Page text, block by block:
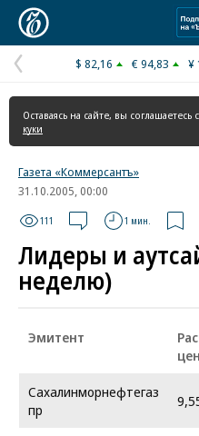
Предыдущая
страница
$ 82,16 € 94,83 ¥
Оставаясь на сайте, вы соглашаетесь с
куки
Газета «Коммерсантъ»
31.10.2005, 00:00
111 1 мин.
Лидеры и
неделю)
Эмитент
Сахалинморнефтегаз
пр